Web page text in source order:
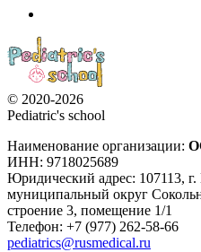
© 2020-2026
Pediatric's school
Наименование организации:
ИНН: 9718025689
Юридический адрес: 107113,
муниципальный округ
строение 3, помещение 1/1
Телефон: +7 (977) 262-58-66
pediatrics@rusmedical.ru